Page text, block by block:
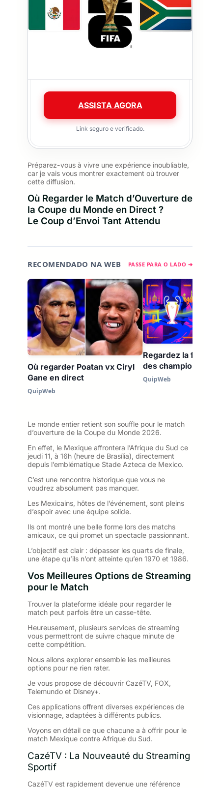
ASSISTA AGORA
Link seguro e verificado.
Préparez-vous à vivre une expérience inoubliable,
car je vais vous montrer exactement où trouver
cette diffusion.
Où Regarder le Match d’Ouverture de
la Coupe du Monde en Direct ?
Le Coup d’Envoi Tant Attendu
RECOMENDADO NA WEB PASSE PARA O LADO ➔
Où regarder Poatan vx Ciryl
Gane en direct
QuipWeb
Regardez la finale
des champions
QuipWeb
Le monde entier retient son souffle pour le match
d’ouverture de la Coupe du Monde 2026.
En effet, le Mexique affrontera l’Afrique du Sud ce
jeudi 11, à 16h (heure de Brasília), directement
depuis l’emblématique Stade Azteca de Mexico.
C’est une rencontre historique que vous ne
voudrez absolument pas manquer.
Les Mexicains, hôtes de l’événement, sont pleins
d’espoir avec une équipe solide.
Ils ont montré une belle forme lors des matchs
amicaux, ce qui promet un spectacle passionnant.
L’objectif est clair : dépasser les quarts de finale,
une étape qu’ils n’ont atteinte qu’en 1970 et 1986.
Vos Meilleures Options de Streaming
pour le Match
Trouver la plateforme idéale pour regarder le
match peut parfois être un casse-tête.
Heureusement, plusieurs services de streaming
vous permettront de suivre chaque minute de
cette compétition.
Nous allons explorer ensemble les meilleures
options pour ne rien rater.
Je vous propose de découvrir CazéTV, FOX,
Telemundo et Disney+.
Ces applications offrent diverses expériences de
visionnage, adaptées à différents publics.
Voyons en détail ce que chacune a à offrir pour le
match Mexique contre Afrique du Sud.
CazéTV : La Nouveauté du Streaming
Sportif
CazéTV est rapidement devenue une référence